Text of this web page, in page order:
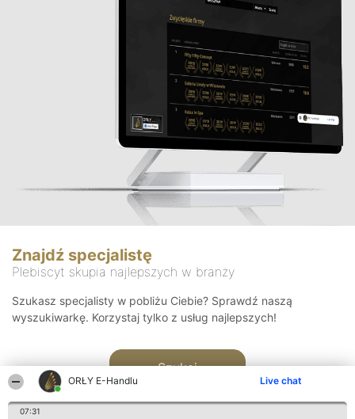
ORŁY E-Handlu Live chat
07:31
Znajdź specjalistę
Plebiscyt skupia najlepszych w branży
Szukasz specjalisty w pobliżu Ciebie? Sprawdź naszą
wyszukiwarkę. Korzystaj tylko z usług najlepszych!
Szukaj